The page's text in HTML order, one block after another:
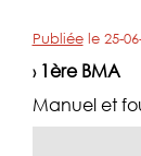
Publiéele 25-
› 1ère BMA
Manuel et